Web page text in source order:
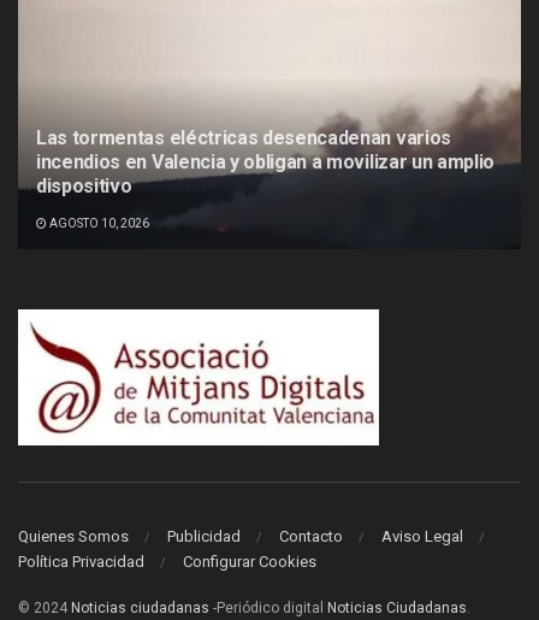
Las tormentas eléctricas desencadenan varios
incendios en Valencia y obligan a movilizar un amplio
dispositivo
AGOSTO 10, 2026
Quienes Somos Publicidad Contacto
Aviso Legal
Política Privacidad
Configurar Cookies
© 2024 Noticias ciudadanas -Periódico digital Noticias Ciudadanas.